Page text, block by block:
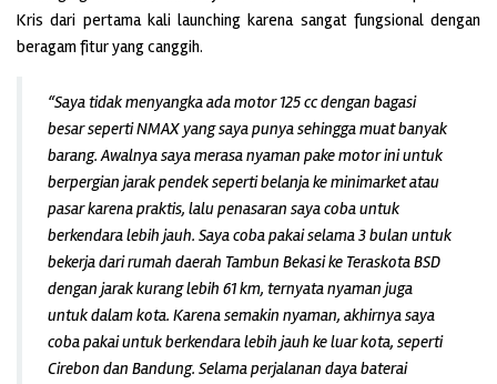
Kris dari pertama kali launching karena sangat fungsional dengan
beragam fitur yang canggih.
“Saya tidak menyangka ada motor 125 cc dengan bagasi
besar seperti NMAX yang saya punya sehingga muat banyak
barang. Awalnya saya merasa nyaman pake motor ini untuk
berpergian jarak pendek seperti belanja ke minimarket atau
pasar karena praktis, lalu penasaran saya coba untuk
berkendara lebih jauh. Saya coba pakai selama 3 bulan untuk
bekerja dari rumah daerah Tambun Bekasi ke Teraskota BSD
dengan jarak kurang lebih 61 km, ternyata nyaman juga
untuk dalam kota. Karena semakin nyaman, akhirnya saya
coba pakai untuk berkendara lebih jauh ke luar kota, seperti
Cirebon dan Bandung. Selama perjalanan daya baterai